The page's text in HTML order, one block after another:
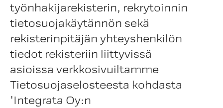
työnhakijarekisterin, rekrytoinnin
tietosuojakäytännön sekä
rekisterinpitäjän yhteyshenkilön
tiedot rekisteriin liittyvissä
asioissa verkkosivuiltamme
Tietosuojaselosteesta kohdasta
'Integrata Oy:n